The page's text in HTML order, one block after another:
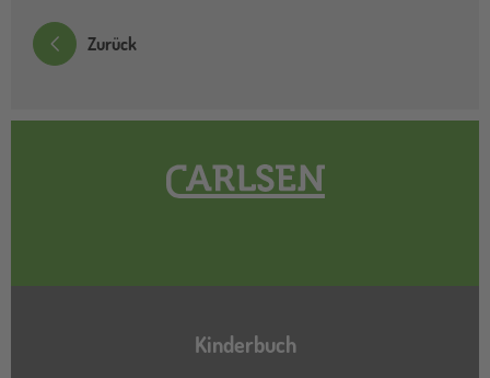
Zurück
Hauptnavigation
Kinderbuch